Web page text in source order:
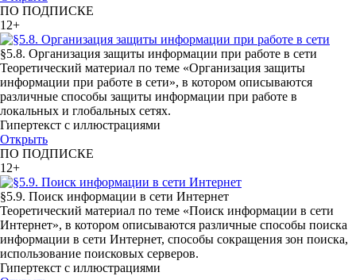
ПО ПОДПИСКЕ
12+
§5.8. Организация защиты информации при работе в сети
Теоретический материал по теме «Организация защиты
информации при работе в сети», в котором описываются
различные способы защиты информации при работе в
локальных и глобальных сетях.
Гипертекст с иллюстрациями
Открыть
ПО ПОДПИСКЕ
12+
§5.9. Поиск информации в сети Интернет
Теоретический материал по теме «Поиск информации в сети
Интернет», в котором описываются различные способы поиска
информации в сети Интернет, способы сокращения зон поиска,
использование поисковых серверов.
Гипертекст с иллюстрациями